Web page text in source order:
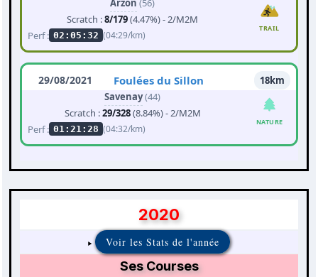
Arzon (56)
Scratch :8/179(4.47%) - 2/M2M
Perf : 02:05:32 (04:29/km)
TRAIL
29/08/2021 Foulées du Sillon
18km
Savenay(44)
Scratch :29/328(8.84%) - 2/M2M
Perf : 01:21:28 (04:32/km)
NATURE
2020
Voir les Stats de l'année
Ses Courses